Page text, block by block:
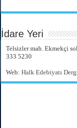
İdare Yeri
Telsizler mah. Ekmekçi
333 5230
Web:Halk Edebiyatı